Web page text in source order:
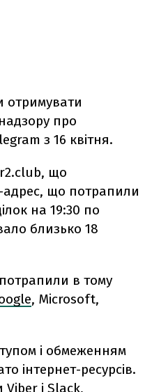
отримувати
про
з 16 квітня.
що
адрес, що потрапили
на 19:30 по
близько 18
в тому
, Microsoft,
і обмеженням
інтернет-ресурсів.
і Slack,